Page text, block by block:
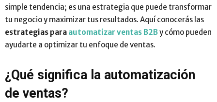
simple tendencia; es una estrategia que puede transformar
tu negocio y maximizar tus resultados. Aquí conocerás las
estrategias para automatizar ventas B2By cómo pueden
ayudarte a optimizar tu enfoque de ventas.
¿Qué significa la automatización
de ventas?